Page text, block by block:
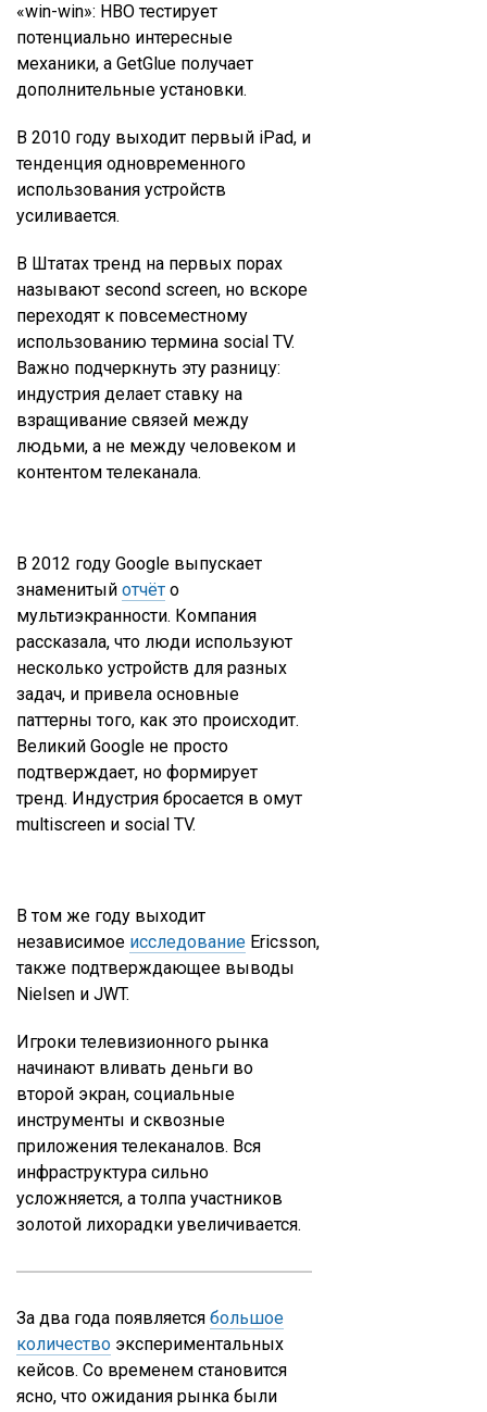
«win-win»: HBO тестирует
потенциально интересные
механики, а GetGlue получает
дополнительные установки.
В 2010 году выходит первый iPad, и
тенденция одновременного
использования устройств
усиливается.
В Штатах тренд на первых порах
называют second screen, но вскоре
переходят к повсеместному
использованию термина social TV.
Важно подчеркнуть эту разницу:
индустрия делает ставку на
взращивание связей между
людьми, а не между человеком и
контентом телеканала.
В 2012 году Google выпускает
знаменитый отчёт о
мультиэкранности. Компания
рассказала, что люди используют
несколько устройств для разных
задач, и привела основные
паттерны того, как это происходит.
Великий Google не просто
подтверждает, но формирует
тренд. Индустрия бросается в омут
multiscreen и social TV.
В том же году выходит
независимое исследование Ericsson,
также подтверждающее выводы
Nielsen и JWT.
Игроки телевизионного рынка
начинают вливать деньги во
второй экран, социальные
инструменты и сквозные
приложения телеканалов. Вся
инфраструктура сильно
усложняется, а толпа участников
золотой лихорадки увеличивается.
За два года появляется большое
количество экспериментальных
кейсов. Со временем становится
ясно, что ожидания рынка были